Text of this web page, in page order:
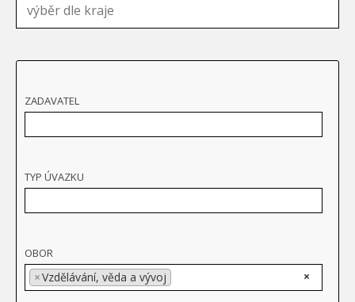
ZADAVATEL
TYP ÚVAZKU
OBOR
×
×Vzdělávání, věda a vývoj